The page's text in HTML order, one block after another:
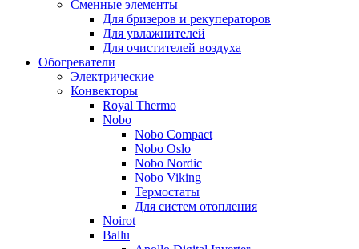
Сменные элементы
Для бризеров и рекуператоров
Для увлажнителей
Для очистителей воздуха
Обогреватели
Электрические
Конвекторы
Royal Thermo
Nobo
Nobo Compact
Nobo Oslo
Nobo Nordic
Nobo Viking
Термостаты
Для систем отопления
Noirot
Ballu